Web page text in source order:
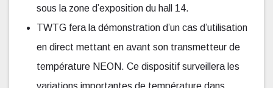
sous la zone d’exposition du hall 14.
TWTG fera la démonstration d’un cas d’utilisation
en direct mettant en avant son transmetteur de
température NEON. Ce dispositif surveillera les